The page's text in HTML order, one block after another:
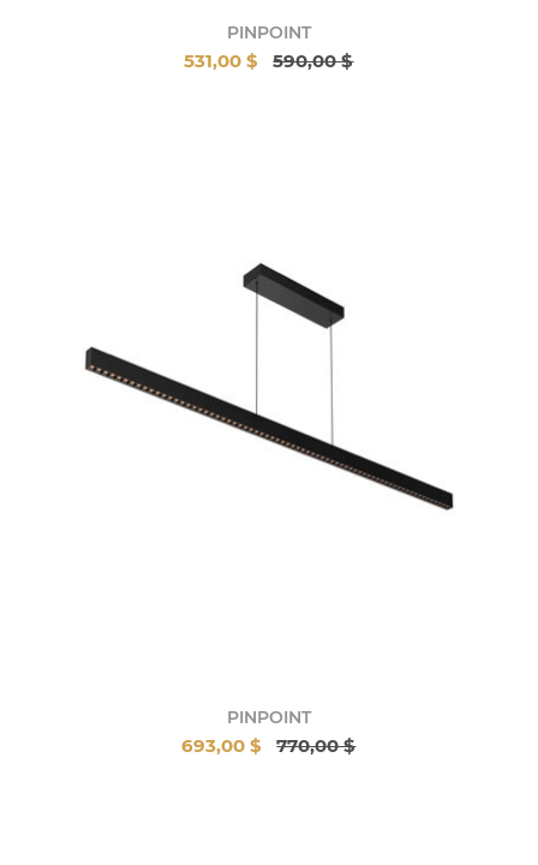
PINPOINT
531,00 $ 590,00 $
PINPOINT
693,00 $ 770,00 $